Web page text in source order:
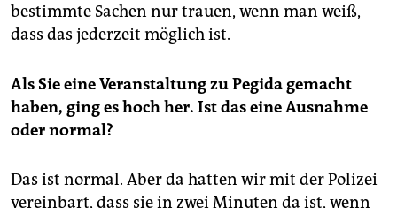
bestimmte Sachen nur trauen, wenn man weiß,
dass das jederzeit möglich ist.
Als Sie eine Veranstaltung zu Pegida gemacht
haben, ging es hoch her. Ist das eine Ausnahme
oder normal?
Das ist normal. Aber da hatten wir mit der Polizei
vereinbart, dass sie in zwei Minuten da ist, wenn